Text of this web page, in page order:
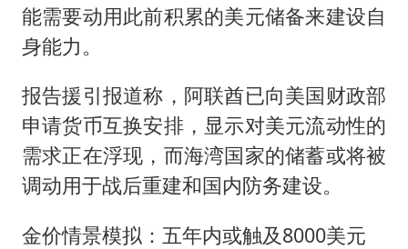
能需要动用此前积累的美元储备来建设自
身能力。
报告援引报道称，阿联酋已向美国财政部
申请货币互换安排，显示对美元流动性的
需求正在浮现，而海湾国家的储蓄或将被
调动用于战后重建和国内防务建设。
金价情景模拟：五年内或触及8000美元